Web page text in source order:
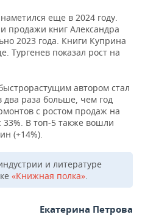
еще в 2024 году.
продажи книг Александра
2023 года. Книги Куприна
Тургенев показал рост на
автором стал
два раза больше, чем год
с ростом продаж на
33%. В топ-5 также вошли
(+14%).
и литературе
«Книжная полка».
Екатерина Петрова